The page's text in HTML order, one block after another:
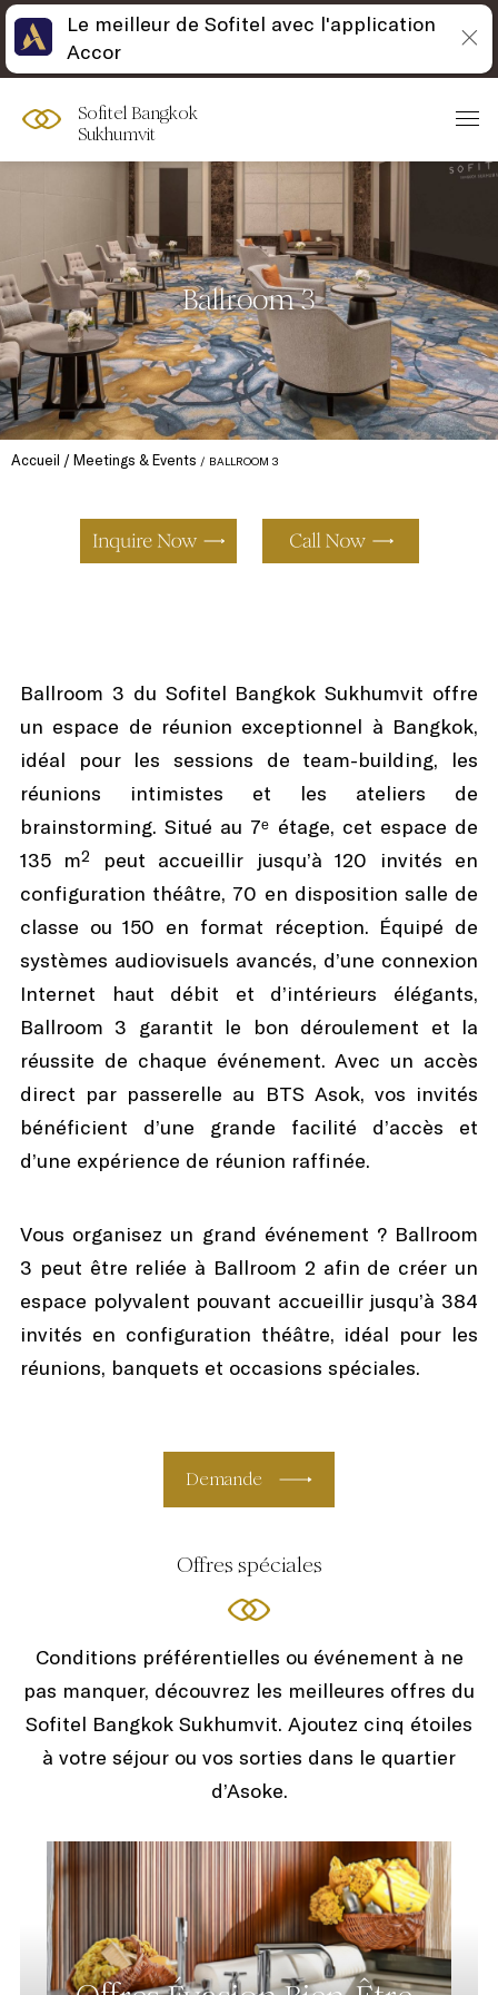
Sofitel Bangkok
Sukhumvit
Ballroom 3
Accueil Meetings & Events BALLROOM 3
Ballroom 3 du Sofitel Bangkok Sukhumvit offre
un espace de réunion exceptionnel à Bangkok,
idéal pour les sessions de team-building, les
réunions intimistes et les ateliers de
brainstorming. Situé au 7ᵉ étage, cet espace de
135 m² peut accueillir jusqu’à 120 invités en
configuration théâtre, 70 en disposition salle de
classe ou 150 en format réception. Équipé de
systèmes audiovisuels avancés, d’une connexion
Internet haut débit et d’intérieurs élégants,
Ballroom 3 garantit le bon déroulement et la
réussite de chaque événement. Avec un accès
direct par passerelle au BTS Asok, vos invités
bénéficient d’une grande facilité d’accès et
d’une expérience de réunion raffinée.
Vous organisez un grand événement ? Ballroom
3 peut être reliée à Ballroom 2 afin de créer un
espace polyvalent pouvant accueillir jusqu’à 384
invités en configuration théâtre, idéal pour les
réunions, banquets et occasions spéciales.
Demande
Offres spéciales
Conditions préférentielles ou événement à ne
pas manquer, découvrez les meilleures offres du
Sofitel Bangkok Sukhumvit. Ajoutez cinq étoiles
à votre séjour ou vos sorties dans le quartier
d’Asoke.
Le meilleur de Sofitel avec l'application
Accor